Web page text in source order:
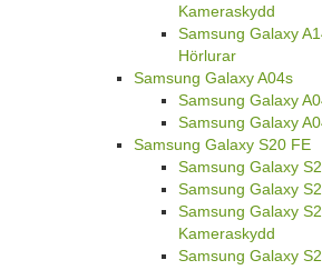
Kameraskydd
Samsung Galaxy
Hörlurar
Samsung Galaxy A04s
Samsung Galaxy
Samsung Galaxy
Samsung Galaxy S20 FE
Samsung Galaxy
Samsung Galaxy
Samsung Galaxy
Kameraskydd
Samsung Galaxy